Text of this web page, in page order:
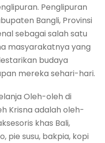
Penglipuran
Bangli, Provinsi
sebagai salah satu
masyarakatnya yang
budaya
mereka sehari-hari.
Oleh-oleh di
Krisna adalah oleh-
khas Bali,
pie susu, bakpia, kopi